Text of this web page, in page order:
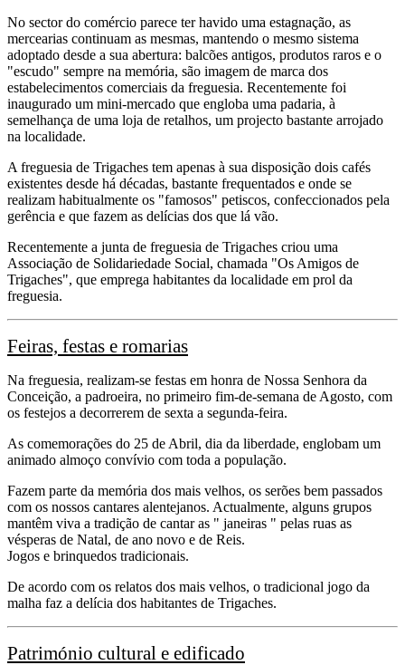
No sector do comércio parece ter havido uma estagnação, as
mercearias continuam as mesmas, mantendo o mesmo sistema
adoptado desde a sua abertura: balcões antigos, produtos raros e o
"escudo" sempre na memória, são imagem de marca dos
estabelecimentos comerciais da freguesia. Recentemente foi
inaugurado um mini-mercado que engloba uma padaria, à
semelhança de uma loja de retalhos, um projecto bastante arrojado
na localidade.
A freguesia de Trigaches tem apenas à sua disposição dois cafés
existentes desde há décadas, bastante frequentados e onde se
realizam habitualmente os "famosos" petiscos, confeccionados pela
gerência e que fazem as delícias dos que lá vão.
Recentemente a junta de freguesia de Trigaches criou uma
Associação de Solidariedade Social, chamada "Os Amigos de
Trigaches", que emprega habitantes da localidade em prol da
freguesia.
Feiras, festas e romarias
Na freguesia, realizam-se festas em honra de Nossa Senhora da
Conceição, a padroeira, no primeiro fim-de-semana de Agosto, com
os festejos a decorrerem de sexta a segunda-feira.
As comemorações do 25 de Abril, dia da liberdade, englobam um
animado almoço convívio com toda a população.
Fazem parte da memória dos mais velhos, os serões bem passados
com os nossos cantares alentejanos. Actualmente, alguns grupos
mantêm viva a tradição de cantar as " janeiras " pelas ruas as
vésperas de Natal, de ano novo e de Reis.
Jogos e brinquedos tradicionais.
De acordo com os relatos dos mais velhos, o tradicional jogo da
malha faz a delícia dos habitantes de Trigaches.
Património cultural e edificado